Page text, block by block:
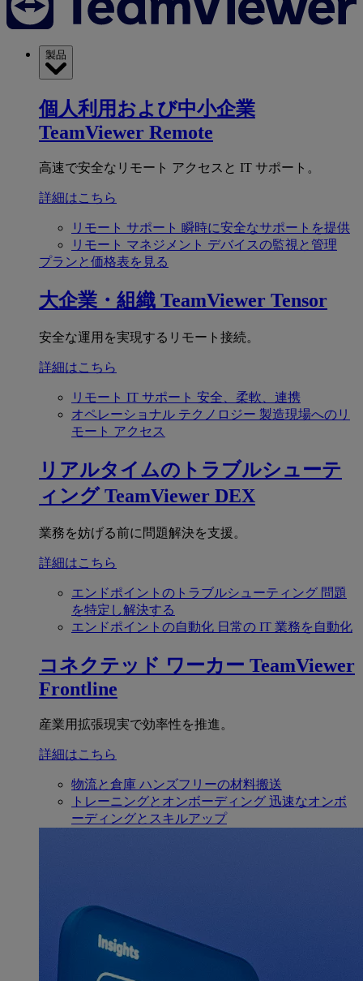
製品
個人利用および中小企業
TeamViewer Remote
高速で安全なリモート アクセスと IT サポート。
詳細はこちら
リモート サポート 瞬時に安全なサポートを提供
リモート マネジメント デバイスの監視と管理
プランと価格表を見る
大企業・組織 TeamViewer Tensor
安全な運用を実現するリモート接続。
詳細はこちら
リモート IT サポート 安全、柔軟、連携
オペレーショナル テクノロジー 製造現場へのリ
モート アクセス
リアルタイムのトラブルシューテ
ィング TeamViewer DEX
業務を妨げる前に問題解決を支援。
詳細はこちら
エンドポイントのトラブルシューティング 問題
を特定し解決する
エンドポイントの自動化 日常の IT 業務を自動化
コネクテッド ワーカー TeamViewer
Frontline
産業用拡張現実で効率性を推進。
詳細はこちら
物流と倉庫 ハンズフリーの材料搬送
トレーニングとオンボーディング 迅速なオンボ
ーディングとスキルアップ